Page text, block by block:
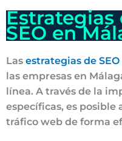
Estrategias
SEO en
Las estrategias de SEO
las empresas en
línea. A través de la
específicas, es
tráfico web de forma